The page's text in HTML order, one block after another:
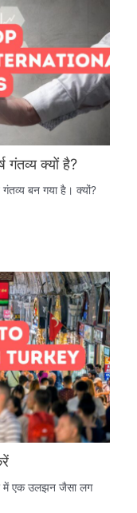
गंतव्य क्यों है?
गंतव्य बन गया है। क्यों?
में एक उलझन जैसा लग